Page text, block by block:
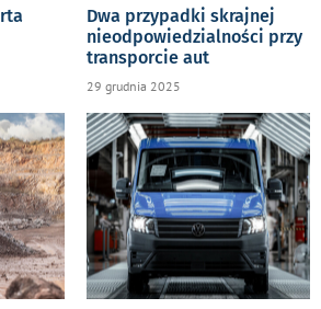
Dwa przypadki skrajnej
nieodpowiedzialności przy
transporcie aut
29 grudnia 2025